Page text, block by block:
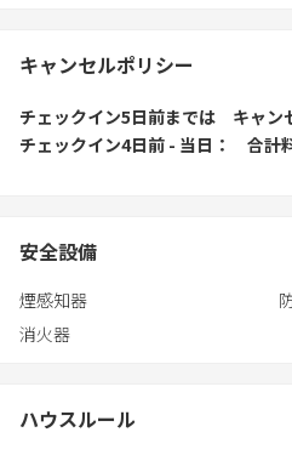
キャンセルポリシー
チェックイン5日前までは
キャン
チェックイン4日前 - 当日
合計
安全設備
煙感知器
消火器
ハウスルール